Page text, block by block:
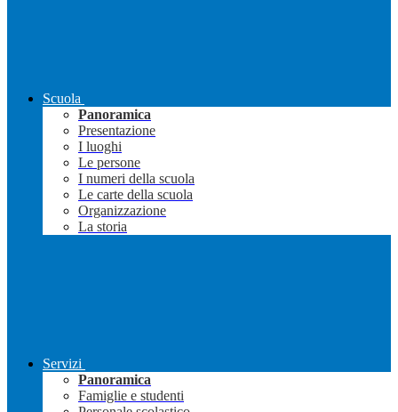
Scuola
Panoramica
Presentazione
I luoghi
Le persone
I numeri della scuola
Le carte della scuola
Organizzazione
La storia
Servizi
Panoramica
Famiglie e studenti